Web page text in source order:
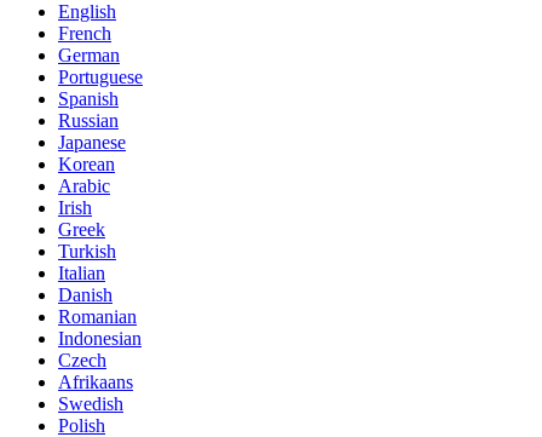
English
French
German
Portuguese
Spanish
Russian
Japanese
Korean
Arabic
Irish
Greek
Turkish
Italian
Danish
Romanian
Indonesian
Czech
Afrikaans
Swedish
Polish